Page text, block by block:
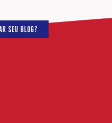
SEU BLOG?